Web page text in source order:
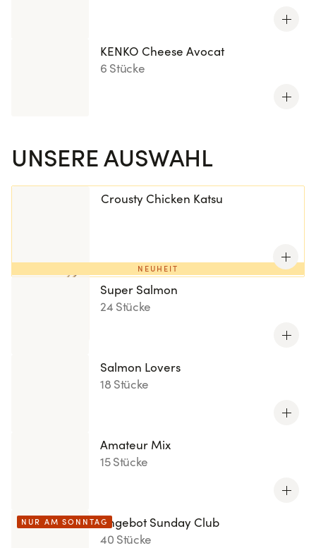
KENKO Cheese Avocat
6 Stücke
UNSERE AUSWAHL
NEUHEIT
Crousty Chicken Katsu
Super Salmon
24 Stücke
Salmon Lovers
18 Stücke
Amateur Mix
15 Stücke
NUR AM SONNTAGAngebot Sunday Club
40 Stücke